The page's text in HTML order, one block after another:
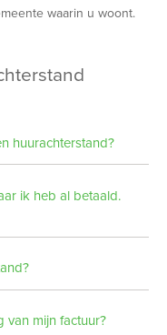
waarin u woont.
huurachterstand?
van mijn factuur?